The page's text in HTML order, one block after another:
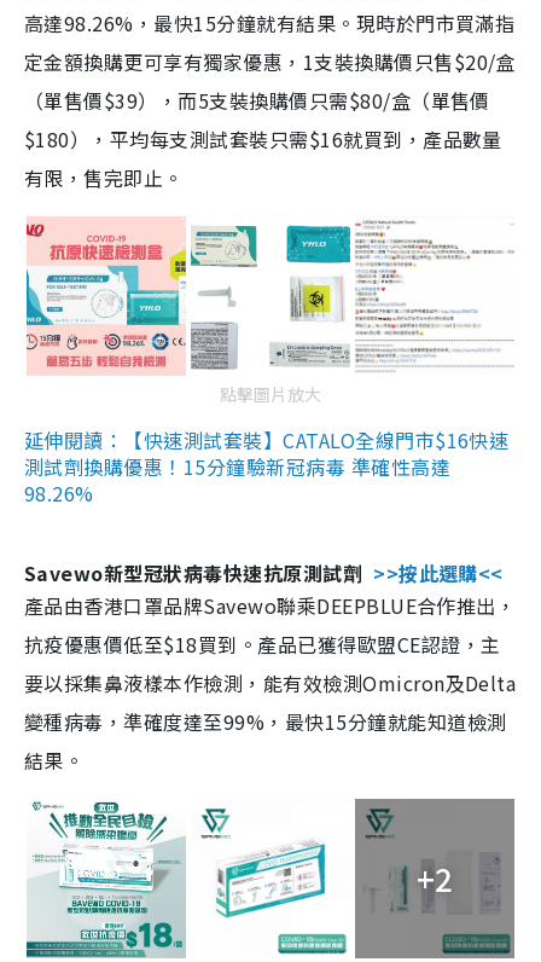
高達98.26%，最快15分鐘就有結果。現時於門市買滿指
定金額換購更可享有獨家優惠，1支裝換購價只售$20/盒
（單售價$39），而5支裝換購價只需$80/盒（單售價
$180），平均每支測試套裝只需$16就買到，產品數量
有限，售完即止。
點擊圖片放大
延伸閱讀：【快速測試套裝】CATALO全線門市$16快速
測試劑換購優惠！15分鐘驗新冠病毒 準確性高達
98.26%
Savewo新型冠狀病毒快速抗原測試劑 >>按此選購<<
產品由香港口罩品牌Savewo聯乘DEEPBLUE合作推出，
抗疫優惠價低至$18買到。產品已獲得歐盟CE認證，主
要以採集鼻液樣本作檢測，能有效檢測Omicron及Delta
變種病毒，準確度達至99%，最快15分鐘就能知道檢測
結果。
+2